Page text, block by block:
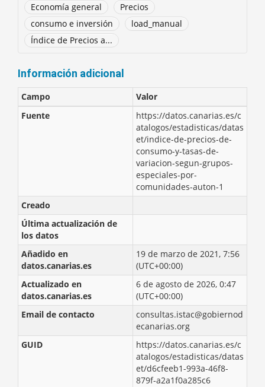
Economía general
Precios
consumo e inversión
load_manual
Índice de Precios a...
Información adicional
Campo
Valor
Fuente
https://datos.canarias.es/c
atalogos/estadisticas/datas
et/indice-de-precios-de-
consumo-y-tasas-de-
variacion-segun-grupos-
especiales-por-
comunidades-auton-1
Creado
Última actualización de
los datos
Añadido en
datos.canarias.es
19 de marzo de 2021, 7:56
(UTC+00:00)
Actualizado en
datos.canarias.es
6 de agosto de 2026, 0:47
(UTC+00:00)
Email de contacto
consultas.istac@gobiernod
ecanarias.org
GUID
https://datos.canarias.es/c
atalogos/estadisticas/datas
et/d6cfeeb1-993a-46f8-
879f-a2a1f0a285c6